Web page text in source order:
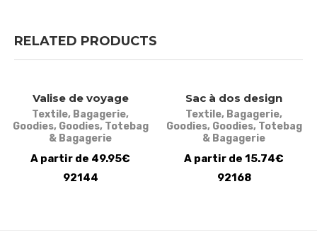
RELATED PRODUCTS
Valise de voyage
Textile, Bagagerie,
Goodies, Goodies, Totebag
& Bagagerie
A partir de 49.95€
92144
Sac à dos design
Textile, Bagagerie,
Goodies, Goodies, Totebag
& Bagagerie
A partir de 15.74€
92168